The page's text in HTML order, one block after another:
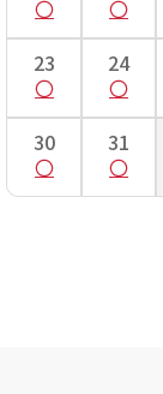
23 24
30 31